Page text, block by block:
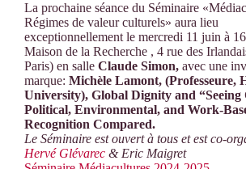
La prochaine séance du Séminaire
Régimes de valeur culturels» aura lieu
exceptionnellement le mercredi 11 juin à
Maison de la Recherche , 4 rue des
Paris) en salle Claude Simon, avec une
marque: Michèle Lamont, (Professeure,
University), Global Dignity and “Seeing
Political, Environmental, and Work-
Recognition Compared.
Le Séminaire est ouvert à tous et est co-
Hervé Glévarec & Eric Maigret